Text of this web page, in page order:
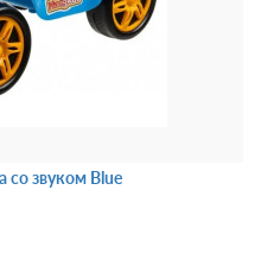
со звуком Blue